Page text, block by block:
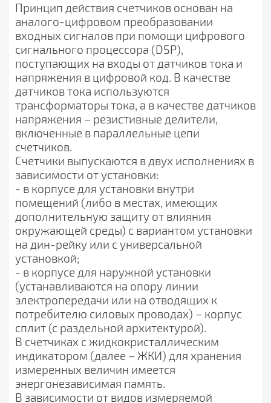
Принцип действия счетчиков основан на
аналого-цифровом преобразовании
входных сигналов при помощи цифрового
сигнального процессора (DSP),
поступающих на входы от датчиков тока и
напряжения в цифровой код. В качестве
датчиков тока используются
трансформаторы тока, а в качестве датчиков
напряжения – резистивные делители,
включенные в параллельные цепи
счетчиков.
Счетчики выпускаются в двух исполнениях в
зависимости от установки:
- в корпусе для установки внутри
помещений (либо в местах, имеющих
дополнительную защиту от влияния
окружающей среды) с вариантом установки
на дин-рейку или с универсальной
установкой;
- в корпусе для наружной установки
(устанавливаются на опору линии
электропередачи или на отводящих к
потребителю силовых проводах) – корпус
сплит (с раздельной архитектурой).
В счетчиках с жидкокристаллическим
индикатором (далее – ЖКИ) для хранения
измеренных величин имеется
энергонезависимая память.
В зависимости от видов измеряемой